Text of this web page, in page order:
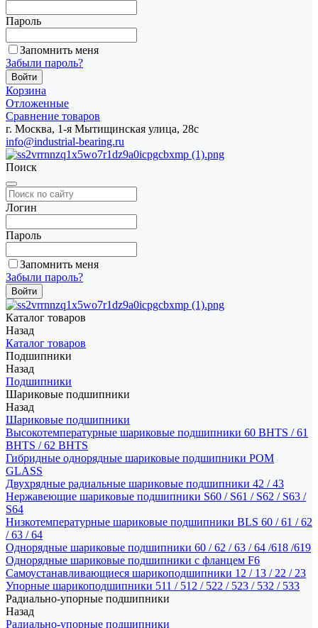
Пароль
Запомнить меня
Забыли пароль?
Корзина
Отложенные
Сравнение товаров
г. Москва, 1-я Мытищинская улица, 28с
info@industrial-bearing.ru
Поиск
Логин
Пароль
Запомнить меня
Забыли пароль?
Каталог товаров
Назад
Каталог товаров
Подшипники
Назад
Подшипники
Шариковые подшипники
Назад
Шариковые подшипники
Высокотемпературные шариковые подшипники 60 BHTS / 61
BHTS / 62 BHTS
Гибридные однорядные шариковые подшипники POM
GLASS
Двухрядные радиальные шариковые подшипники 42 / 43
Нержавеющие шариковые подшипники S60 / S61 / S62 / S63 /
S64
Низкотемпературные шариковые подшипники BLS 60 / 61 / 62
/ 63 / 64
Однорядные шариковые подшипники 60 / 62 / 63 / 64 /618 /619
Однорядные шариковые подшипники с фланцем F6
Самоустанавливающиеся шарикоподшипники 12 / 13 / 22 / 23
Упорные шарикоподшипники 511 / 512 / 522 / 523 / 532 / 533
Радиально-упорные подшипники
Назад
Радиально-упорные подшипники